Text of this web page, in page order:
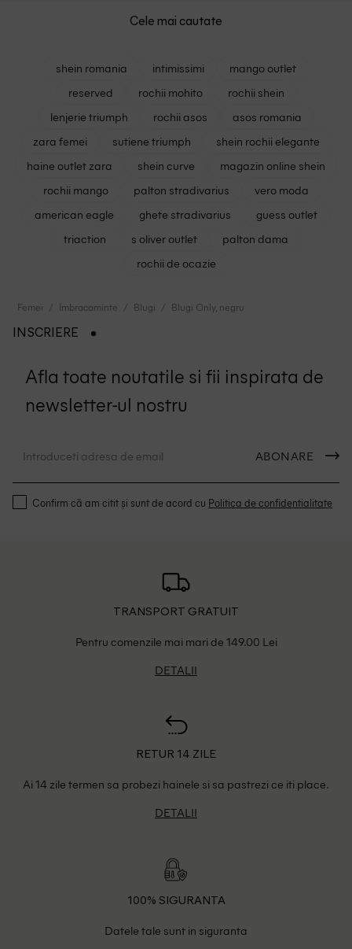
Cele mai cautate
shein romania intimissimi
mango outlet
reserved
rochii mohito
rochii shein
lenjerie triumph
rochii asos
asos romania
zara femei
sutiene triumph
shein rochii elegante
haine outlet zara
shein curve
magazin online shein
rochii mango
palton stradivarius
vero moda
american eagle
ghete stradivarius
guess outlet
triaction
s oliver outlet
palton dama
rochii de ocazie
Femei Imbracaminte Blugi Blugi Only, negru
INSCRIERE
Afla toate noutatile si fii inspirata de
newsletter-ul nostru
ABONARE
Confirm că am citit și sunt de acord cu Politica de confidentialitate
TRANSPORT GRATUIT
Pentru comenzile mai mari de 149.00 Lei
DETALII
RETUR 14 ZILE
Ai 14 zile termen sa probezi hainele si sa pastrezi ce iti place.
DETALII
100% SIGURANTA
Datele tale sunt in siguranta